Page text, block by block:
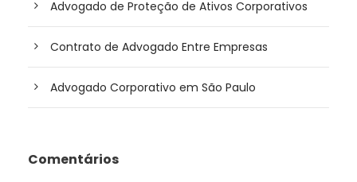
Advogado de Proteção de Ativos Corporativos
Contrato de Advogado Entre Empresas
Advogado Corporativo em São Paulo
Comentários